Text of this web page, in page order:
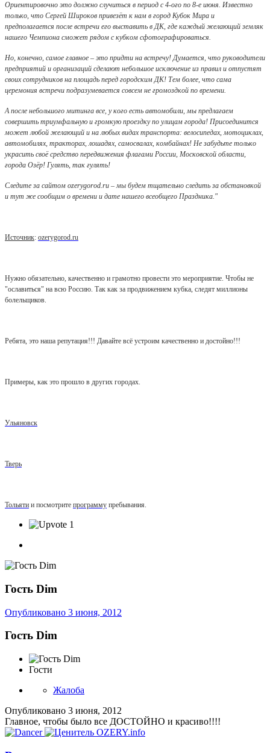
Ориентировочно это должно случиться в период с 4-ого по 8-е июня. Известно
только, что Сергей Широков привезёт к нам в город Кубок Мира и
предполагается после встречи его выставить в ДК, где каждый желающий земляк
нашего Чемпиона сможет рядом с кубком сфотографироваться.
Но, конечно, самое главное – это придти на встречу! Думается, что руководители
предприятий и организаций сделают небольшое исключение из правил и отпустят
своих сотрудников на площадь перед городским ДК! Тем более, что сама
церемония встречи подразумевается совсем не громоздкой по времени.
А после небольшого митинга все, у кого есть автомобили, мы предлагаем
совершить триумфальную и громкую проездку по улицам города! Присоединится
может любой желающий и на любых видах транспорта: велосипедах, мотоциклах,
автомобилях, тракторах, лошадях, самосвалах, комбайнах! Не забудьте только
украсить своё средство передвижения флагами России, Московской области,
города Озёр! Гулять, так гулять!
Следите за сайтом ozerygorod.ru – мы будем тщательно следить за обстановкой
и тут же сообщим о времени и дате нашего всеобщего Праздника."
Источник: ozerygorod.ru
Нужно обязательно, качественно и грамотно провести это мероприятие. Чтобы не
"ославиться" на всю Россию. Так как за продвижением кубка, следят миллионы
болельщиков.
Ребята, это наша репутация!!! Давайте всё устроим качественно и достойно!!!
Примеры, как это прошло в других городах.
Ульяновск
Тверь
Тольяти и посмотрите программу пребывания.
1
Гость Dim
Опубликовано 3 июня, 2012
Гость Dim
Гости
Жалоба
Опубликовано 3 июня, 2012
Главное, чтобы было все ДОСТОЙНО и красиво!!!!